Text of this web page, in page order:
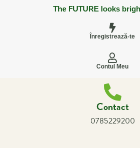
The FUTURE looks
Înregistrează-te
Contul Meu
Contact
0785229200